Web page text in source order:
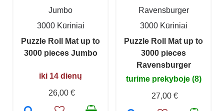
Jumbo
3000 Kūriniai
Puzzle Roll Mat up to
3000 pieces Jumbo
iki 14 dienų
26,00 €
Ravensburger
3000 Kūriniai
Puzzle Roll Mat up to
3000 pieces
Ravensburger
turime prekyboje (8)
27,00 €